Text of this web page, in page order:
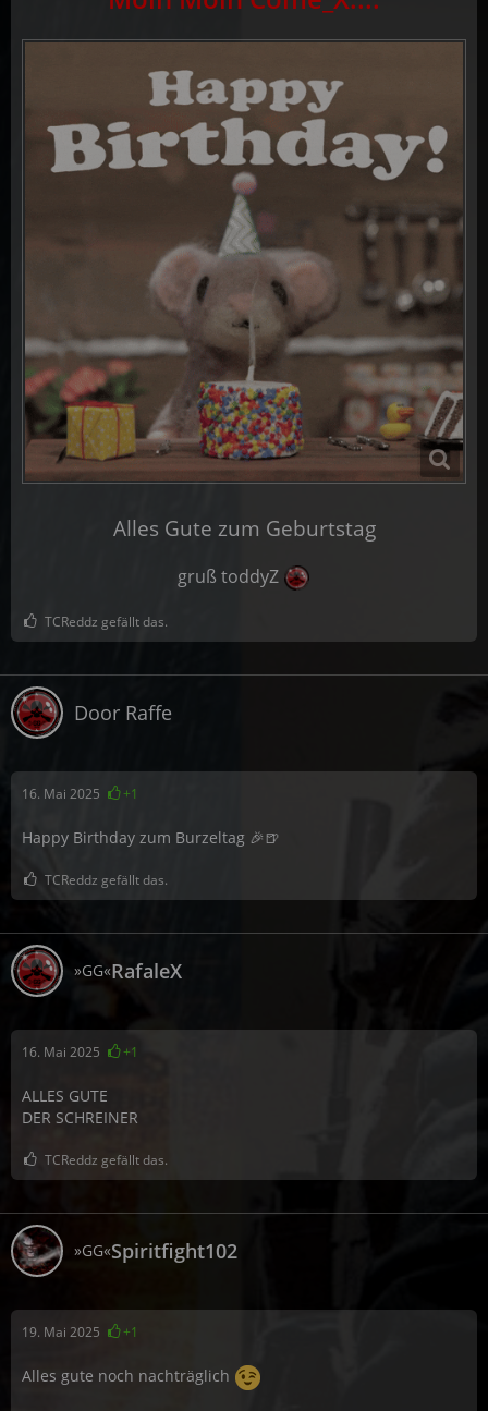
Alles Gute zum Geburtstag
gruß toddyZ
TCReddz gefällt das.
Door Raffe
16. Mai 2025 +1
Happy Birthday zum Burzeltag 🎉🍺
TCReddz gefällt das.
»GG«RafaleX
16. Mai 2025 +1
ALLES GUTE
DER SCHREINER
TCReddz gefällt das.
»GG«Spiritfight102
19. Mai 2025 +1
Alles gute noch nachträglich